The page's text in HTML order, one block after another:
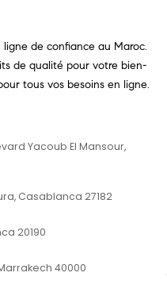
de confiance au Maroc.
de qualité pour votre bien-
tous vos besoins en ligne.
Yacoub El Mansour,
Casablanca 27182
20190
Marrakech 40000